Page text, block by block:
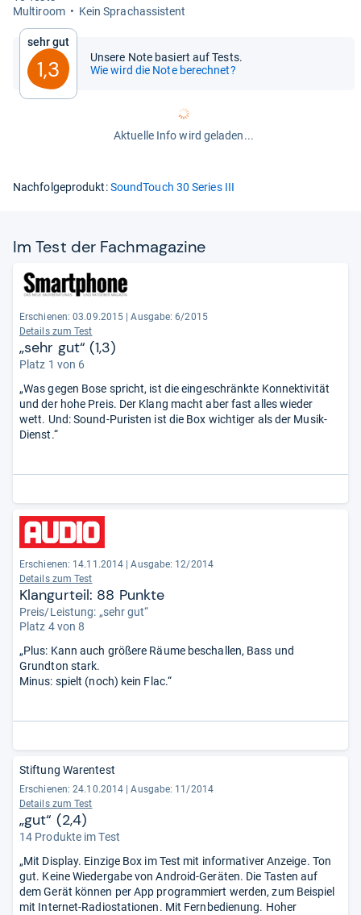
Mul­ti­room
Kein Sprachas­sis­tent
Sehr gut
1,3
Unsere Note basiert auf Tests.
Wie wird die Note berechnet?
Aktuelle Info wird geladen...
Nachfolgeprodukt:SoundTouch 30 Series III
Im Test der Fach­ma­ga­zine
Erschienen: 03.09.2015
Ausgabe: 6/2015
Details zum Test
„sehr gut“ (1,3)
Platz 1 von 6
„Was gegen Bose spricht, ist die eingeschränkte Konnektivität
und der hohe Preis. Der Klang macht aber fast alles wieder
wett. Und: Sound-Puristen ist die Box wichtiger als der Musik-
Dienst.“
Erschienen: 14.11.2014
Ausgabe: 12/2014
Details zum Test
Klangurteil: 88 Punkte
Preis/Leistung: „sehr gut“
Platz 4 von 8
„Plus: Kann auch größere Räume beschallen, Bass und
Grundton stark.
Minus: spielt (noch) kein Flac.“
Stiftung Warentest
Erschienen: 24.10.2014
Ausgabe: 11/2014
Details zum Test
„gut“ (2,4)
14 Produkte im Test
„Mit Display. Einzige Box im Test mit informativer Anzeige. Ton
gut. Keine Wiedergabe von Android-Geräten. Die Tasten auf
dem Gerät können per App programmiert werden, zum Beispiel
mit Internet-Radiostationen. Mit Fernbedienung. Hoher